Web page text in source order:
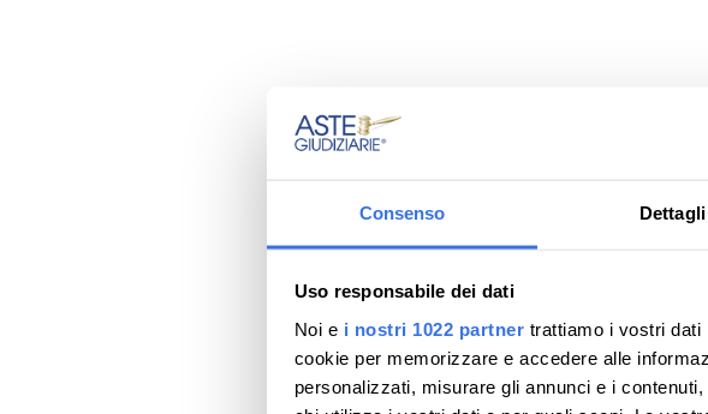
Consenso Dettagli
Uso responsabile dei dati
Noi e i nostri 1022 partner trattiamo i vostri dati
cookie per memorizzare e accedere alle
personalizzati, misurare gli annunci e i